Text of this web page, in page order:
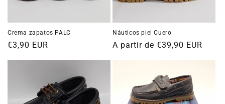
:
Crema zapatos PALC
Precio
€3,90 EUR
Náuticos piel Cuero
Precio
A partir de €39,90 EUR